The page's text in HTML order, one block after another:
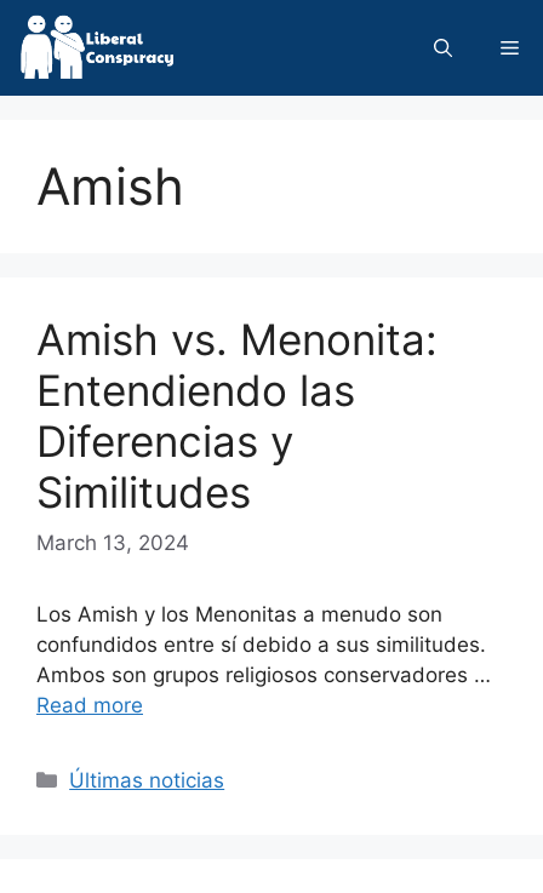
Skip
content
Amish
Amish vs. Menonita:
Entendiendo las
Diferencias y
Similitudes
March 13, 2024
Los Amish y los Menonitas a menudo son
confundidos entre sí debido a sus similitudes.
Ambos son grupos religiosos conservadores …
Read more
Categories
Últimas noticias